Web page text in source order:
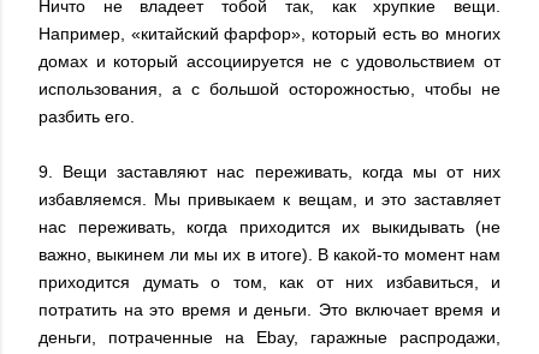
Ничто не владеет тобой так, как хрупкие вещи.
Например, «китайский фарфор», который есть во многих
домах и который ассоциируется не с удовольствием от
использования, а с большой осторожностью, чтобы не
разбить его.
9. Вещи заставляют нас переживать, когда мы от них
избавляемся. Мы привыкаем к вещам, и это заставляет
нас переживать, когда приходится их выкидывать (не
важно, выкинем ли мы их в итоге). В какой-то момент нам
приходится думать о том, как от них избавиться, и
потратить на это время и деньги. Это включает время и
деньги, потраченные на Ebay, гаражные распродажи,